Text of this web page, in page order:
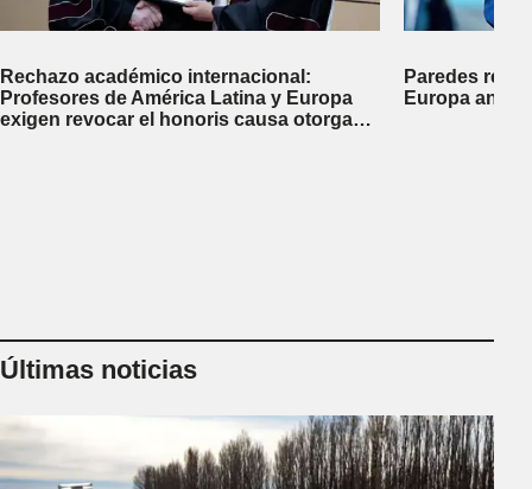
Rechazo académico internacional:
Profesores de América Latina y Europa
exigen revocar el honoris causa otorgado
Paredes
Europa ante
Últimas noticias